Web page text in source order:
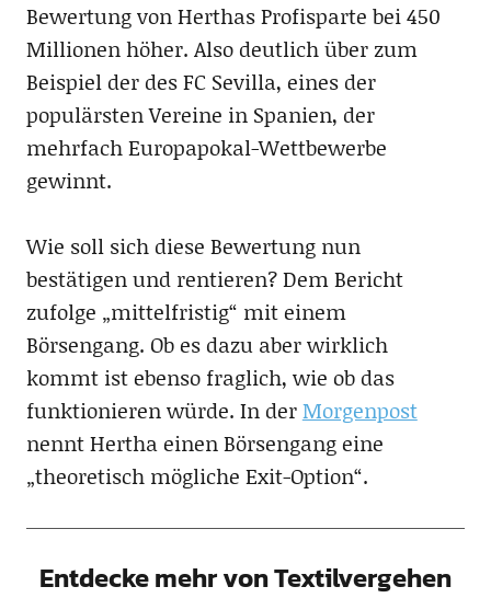
Bewertung von Herthas Profisparte bei 450
Millionen höher. Also deutlich über zum
Beispiel der des FC Sevilla, eines der
populärsten Vereine in Spanien, der
mehrfach Europapokal-Wettbewerbe
gewinnt.
Wie soll sich diese Bewertung nun
bestätigen und rentieren? Dem Bericht
zufolge „mittelfristig“ mit einem
Börsengang. Ob es dazu aber wirklich
kommt ist ebenso fraglich, wie ob das
funktionieren würde. In derMorgenpost
nennt Hertha einen Börsengang eine
„theoretisch mögliche Exit-Option“.
Entdecke mehr von Textilvergehen